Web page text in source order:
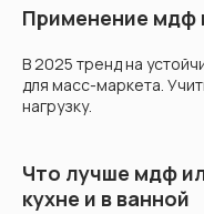
Применение мдф
В 2025 тренд на
для масс-маркета.
нагрузку.
Что лучше мдф
кухне и в ванной